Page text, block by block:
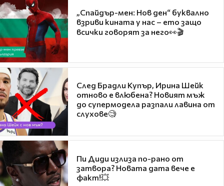
„Спайдър-мен: Нов ден“ буквално
взриви кината у нас – ето защо
всички говорят за него👀🎬
След Брадли Купър, Ирина Шейк
отново е влюбена? Новият мъж
до супермодела разпали лавина от
слухове🧐
Пи Диди излиза по-рано от
затвора? Новата дата вече е
факт!💥